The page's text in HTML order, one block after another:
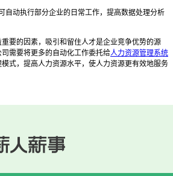
自动执行部分企业的日常工作，提高数据处理分析
要的因素，吸引和留住人才是企业竞争优势的源
需要将更多的自动化工作委托给人力资源管理系统
式，提高人力资源水平，使人力资源更有效地服务